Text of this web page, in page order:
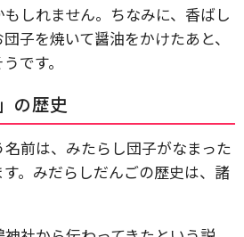
しれません。ちなみに、香ばし
子を焼いて醤油をかけたあと、
です。
の歴史
前は、みたらし団子がなまった
。みだらしだんごの歴史は、諸